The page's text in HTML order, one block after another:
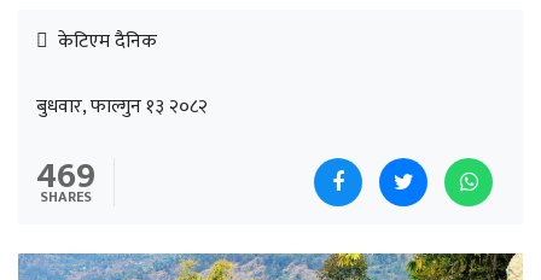
केटिएम दैनिक
बुधवार, फाल्गुन १३ २०८२
469
SHARES